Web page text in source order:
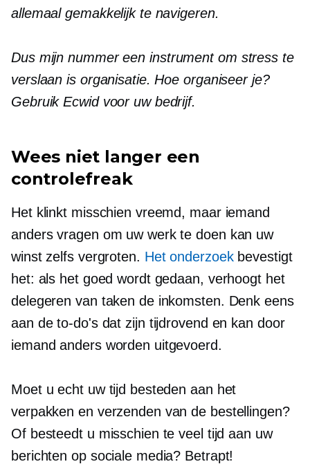
allemaal gemakkelijk te navigeren.
Dus mijnnummer een instrument om stress te
verslaan is organisatie. Hoe organiseer je?
Gebruik Ecwid voor uw bedrijf.
Wees niet langer een
controlefreak
Het klinkt misschien vreemd, maar iemand
anders vragen om uw werk te doen kan uw
winst zelfs vergroten. Het onderzoekbevestigt
het: als het goed wordt gedaan, verhoogt het
delegeren van taken de inkomsten. Denk eens
aan deto-do's dat zijn tijdrovend en kan door
iemand anders worden uitgevoerd.
Moet u echt uw tijd besteden aan het
verpakken en verzenden van de bestellingen?
Of besteedt u misschien te veel tijd aan uw
berichten op sociale media? Betrapt!